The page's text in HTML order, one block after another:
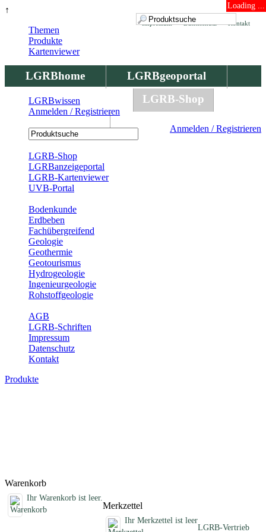
↑ Loading ...
Kontakt
Datenschutz
Impressum
LGRBhome
LGRBgeoportal
LGRBbohrungen
LGRB-Shop
Anmelden / Registrieren
Themen
Produkte
Kartenviewer
LGRBwissen
Anmelden / Registrieren
LGRB-Shop
LGRBanzeigeportal
LGRB-Kartenviewer
UVB-Portal
Bodenkunde
Erdbeben
Fachübergreifend
Geologie
Geothermie
Geotourismus
Hydrogeologie
Ingenieurgeologie
Rohstoffgeologie
AGB
LGRB-Schriften
Impressum
Datenschutz
Kontakt
Produkte
Warenkorb
Ihr Warenkorb ist leer.
Merkzettel
Ihr Merkzettel ist leer
LGRB-Vertrieb